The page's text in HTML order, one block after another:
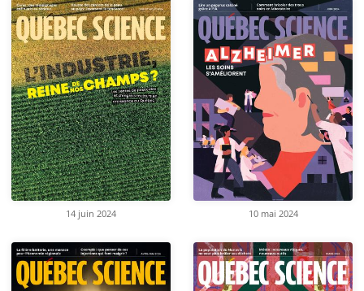
14 juin 2024 10 mai 2024